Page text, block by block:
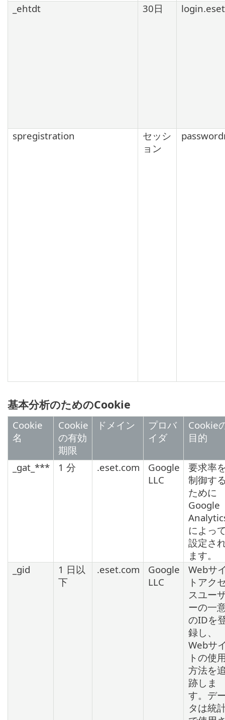
_ehtdt 30日
spregistration
セッシ
ョン
基本分析のためのCookie
Cookie
名
Cookie
の有効
期限
ドメイン
プロバ
イダ
Cookie
目的
_gat_*** 1 分 .eset.com
Google
LLC
要求率
制御す
ために
Google
によっ
設定さ
ます。
_gid
1 日以
下
.eset.com
Google
LLC
Webサ
トアク
スユー
ーの一
のIDを
録し、
Webサ
トの使
方法を
跡しま
す。デ
タは統